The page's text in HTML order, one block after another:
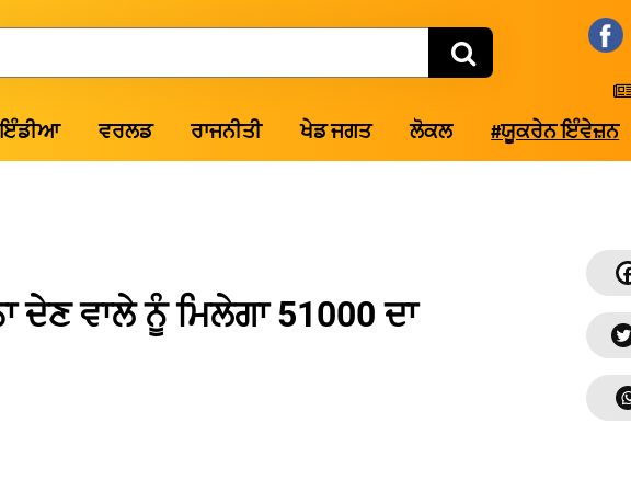
ਇੰਡੀਆ ਵਰਲਡ ਰਾਜਨੀਤੀ ਖੇਡ ਜਗਤ ਲੋਕਲ #ਯੂਕਰੇਨ ਇੰਵੇਜ਼ਨ
ਦੇਣ ਵਾਲੇ ਨੂੰ ਮਿਲੇਗਾ 51000 ਦਾ